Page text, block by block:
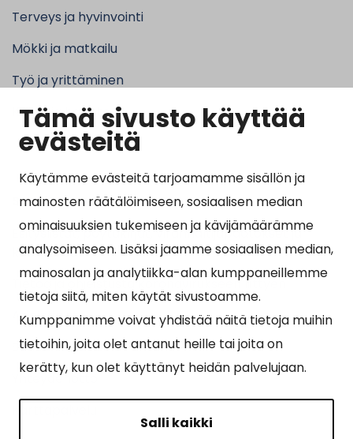
Tämä sivusto käyttää
evästeitä
Käytämme evästeitä tarjoamamme sisällön ja
mainosten räätälöimiseen, sosiaalisen median
ominaisuuksien tukemiseen ja kävijämäärämme
analysoimiseen. Lisäksi jaamme sosiaalisen median,
mainosalan ja analytiikka-alan kumppaneillemme
tietoja siitä, miten käytät sivustoamme.
Kumppanimme voivat yhdistää näitä tietoja muihin
tietoihin, joita olet antanut heille tai joita on
kerätty, kun olet käyttänyt heidän palvelujaan.
Salli kaikki
Terveys ja hyvinvointi
Mökki ja matkailu
Työ ja yrittäminen
Kunta ja hallinto
Suosituimmat sivut
Esityslistat, pöytäkirjat, viranhaltijapäätökset ja
kuulutukset
Tietoa ja ohjeistusta koronavirukseen liittyen
Asiointipiste
Sähköinen asiointi
Yhteydenotto